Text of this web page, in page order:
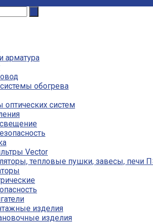
арматура
обогрева
систем
Vector
тепловые пушки, завесы, печи
изделия
изделия